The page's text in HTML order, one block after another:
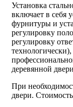
Установка
включает в себя
фурнитуры и
регулировку
регулировку
деревянной
При
двери.